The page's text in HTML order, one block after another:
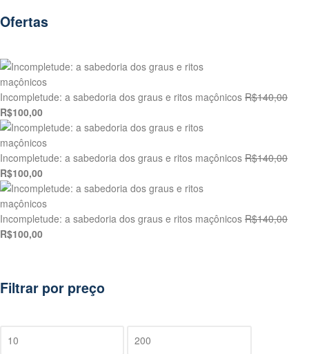
Ofertas
Incompletude: a sabedoria dos graus e ritos maçônicos R$140,00
R$100,00
Incompletude: a sabedoria dos graus e ritos maçônicos R$140,00
R$100,00
Incompletude: a sabedoria dos graus e ritos maçônicos R$140,00
R$100,00
Filtrar por preço